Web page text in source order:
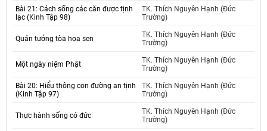
Bài 21: Cách sống các căn được tịnh
lạc (Kinh Tập 98)
TK. Thích Nguyên Hạnh (Đức
Trường)
Quán tưởng tòa hoa sen
TK. Thích Nguyên Hạnh (Đức
Trường)
Một ngày niệm Phật
TK. Thích Nguyên Hạnh (Đức
Trường)
Bài 20: Hiểu thông con đường an tịnh
(Kinh Tập 97)
TK. Thích Nguyên Hạnh (Đức
Trường)
Thực hành sống có đức
TK. Thích Nguyên Hạnh (Đức
Trường)